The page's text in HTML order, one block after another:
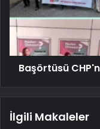
Başörtüsü
İlgili Makaleler